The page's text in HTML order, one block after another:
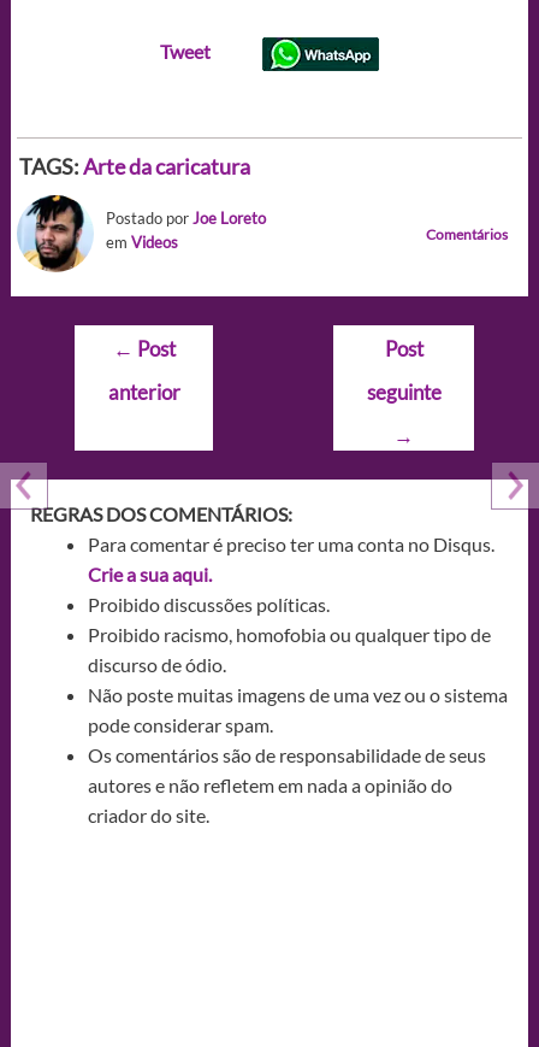
Tweet
TAGS:Arte da caricatura
Postado porJoe Loreto
em Videos Comentários
Navegação
Post
← Post
anterior
Post
seguinte
→
REGRAS DOS COMENTÁRIOS:
Para comentar é preciso ter uma conta no Disqus.
Crie a sua aqui.
Proibido discussões políticas.
Proibido racismo, homofobia ou qualquer tipo de
discurso de ódio.
Não poste muitas imagens de uma vez ou o sistema
pode considerar spam.
Os comentários são de responsabilidade de seus
autores e não refletem em nada a opinião do
criador do site.